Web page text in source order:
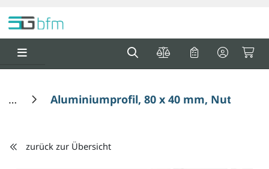
Aluminiumprofil, 80 x 40 mm, Nut 8
zurück zur Übersicht